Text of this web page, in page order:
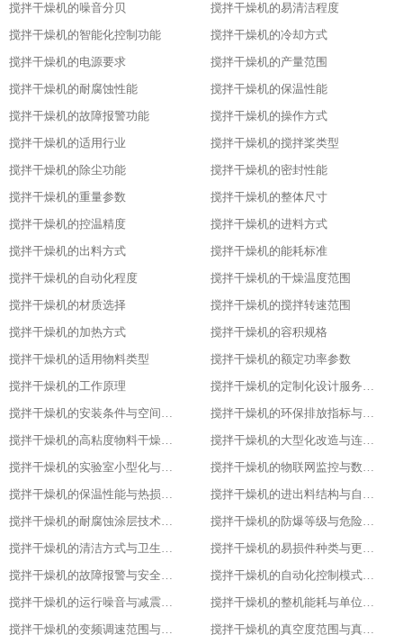
搅拌干燥机的噪音分贝
搅拌干燥机的易清洁程度
搅拌干燥机的智能化控制功能
搅拌干燥机的冷却方式
搅拌干燥机的电源要求
搅拌干燥机的产量范围
搅拌干燥机的耐腐蚀性能
搅拌干燥机的保温性能
搅拌干燥机的故障报警功能
搅拌干燥机的操作方式
搅拌干燥机的适用行业
搅拌干燥机的搅拌桨类型
搅拌干燥机的除尘功能
搅拌干燥机的密封性能
搅拌干燥机的重量参数
搅拌干燥机的整体尺寸
搅拌干燥机的控温精度
搅拌干燥机的进料方式
搅拌干燥机的出料方式
搅拌干燥机的能耗标准
搅拌干燥机的自动化程度
搅拌干燥机的干燥温度范围
搅拌干燥机的材质选择
搅拌干燥机的搅拌转速范围
搅拌干燥机的加热方式
搅拌干燥机的容积规格
搅拌干燥机的适用物料类型
搅拌干燥机的额定功率参数
搅拌干燥机的工作原理
搅拌干燥机的定制化设计服务范围
搅拌干燥机的安装条件与空间布局要求
搅拌干燥机的环保排放指标与净化措施
搅拌干燥机的高粘度物料干燥适配设计
搅拌干燥机的大型化改造与连续生产能力
搅拌干燥机的实验室小型化与参数复刻性
搅拌干燥机的物联网监控与数据追溯能力
搅拌干燥机的保温性能与热损失率
搅拌干燥机的进出料结构与自动化适配
搅拌干燥机的耐腐蚀涂层技术与应用场景
搅拌干燥机的防爆等级与危险环境适配性
搅拌干燥机的清洁方式与卫生残留标准
搅拌干燥机的易损件种类与更换周期
搅拌干燥机的故障报警与安全保护功能
搅拌干燥机的自动化控制模式分类
搅拌干燥机的运行噪音与减震措施
搅拌干燥机的整机能耗与单位能耗标准
搅拌干燥机的变频调速范围与控制精度
搅拌干燥机的真空度范围与真空干燥效果